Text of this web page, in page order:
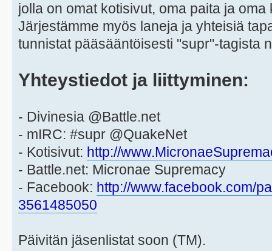
jolla on omat kotisivut, oma paita ja
Järjestämme myös laneja ja yhteisiä
tunnistat pääsääntöisesti "supr"-tagista
Yhteystiedot ja liittyminen:
- Divinesia @Battle.net
- mIRC: #supr @QuakeNet
- Kotisivut: http://
- Battle.net: Micronae Supremacy
- Facebook: http://www.facebook.com/
3561485050
Päivitän jäsenlistat soon (TM).